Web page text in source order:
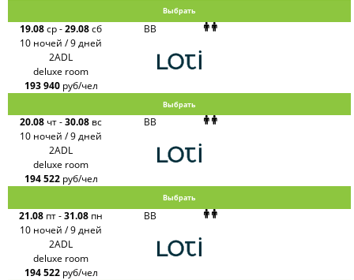
Выбрать
19.08ср-29.08сб
10 ночей / 9 дней
BB
2ADL
deluxe room
193 940 руб/чел
Выбрать
20.08 чт-30.08 вс
10 ночей / 9 дней
BB
2ADL
deluxe room
194 522 руб/чел
Выбрать
21.08 пт-31.08 пн
10 ночей / 9 дней
BB
2ADL
deluxe room
194 522 руб/чел